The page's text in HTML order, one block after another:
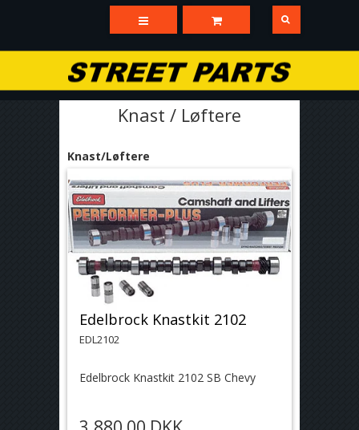
Knast / Løftere
Knast/Løftere
Edelbrock Knastkit 2102
EDL2102
Edelbrock Knastkit 2102 SB Chevy